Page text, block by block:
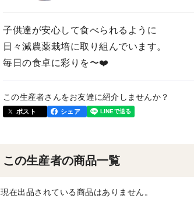
子供達が安心して食べられるように
日々減農薬栽培に取り組んでいます。
毎日の食卓に彩りを〜❤️
この生産者さんをお友達に紹介しませんか？
ポスト シェア
この生産者の商品一覧
現在出品されている商品はありません。